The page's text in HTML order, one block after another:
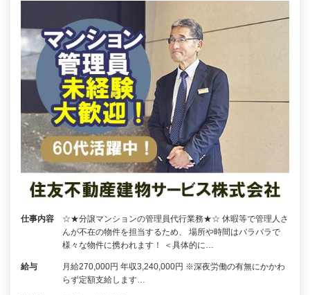
仕事内容
☆★分譲マンションの管理員代行業務★☆ 休暇等で管理人さ
んが不在の物件を担当するため、 場所や時間はバラバラで
様々な物件に携われます！ ＜具体的に…
給与
月給270,000円 年収3,240,000円 ※深夜労働の有無にかかわ
らず定額支給します…